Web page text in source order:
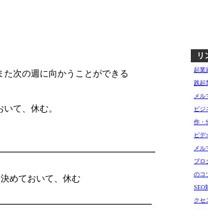
次の週に向かうことができる
て、休む。
」】━━━━━━━━━━━━━━━━━━
ておいて、休む
リ
起業
践起
メ
ビジ
作・
ビデ
メル
ブロ
のコ
SEO
クセ